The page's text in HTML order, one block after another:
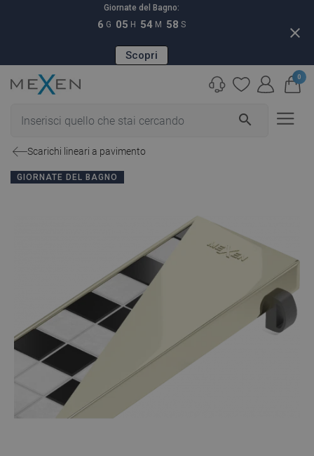
Giornate del Bagno:
6 G 05 H 54 M 57 S
Scopri
close
search
0
Scarichi lineari a pavimento
GIORNATE DEL BAGNO